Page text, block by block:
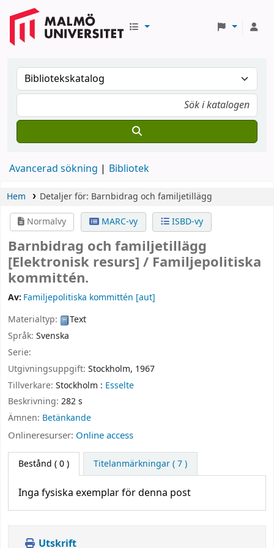
Avancerad sökning Bibliotek
Hem Detaljer för: Barnbidrag och familjetillägg
Normalvy
MARC-vy ISBD-vy
Barnbidrag och familjetillägg
[Elektronisk resurs] / Familjepolitiska
kommittén.
Av: Familjepolitiska kommittén [aut]
Materialtyp:
Text
Språk: Svenska
Serie:
Utgivningsuppgift: Stockholm, 1967
Tillverkare: Stockholm : Esselte
Beskrivning: 282 s
Ämnen: Betänkande
Onlineresurser: Online access
Bestånd ( 0 ) Titelanmärkningar ( 7 )
Inga fysiska exemplar för denna post
Utskrift